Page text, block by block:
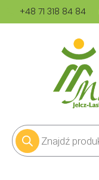
+48 71 318 84 84